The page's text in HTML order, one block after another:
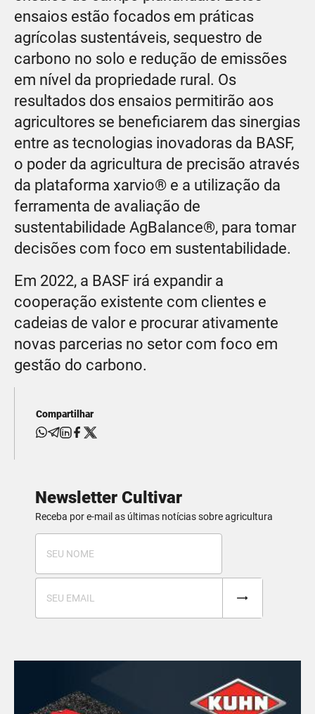
ensaios estão focados em práticas
agrícolas sustentáveis, sequestro de
carbono no solo e redução de emissões
em nível da propriedade rural. Os
resultados dos ensaios permitirão aos
agricultores se beneficiarem das sinergias
entre as tecnologias inovadoras da BASF,
o poder da agricultura de precisão através
da plataforma xarvio® e a utilização da
ferramenta de avaliação de
sustentabilidade AgBalance®, para tomar
decisões com foco em sustentabilidade.
Em 2022, a BASF irá expandir a
cooperação existente com clientes e
cadeias de valor e procurar ativamente
novas parcerias no setor com foco em
gestão do carbono.
Compartilhar
Newsletter Cultivar
Receba por e-mail as últimas notícias sobre agricultura